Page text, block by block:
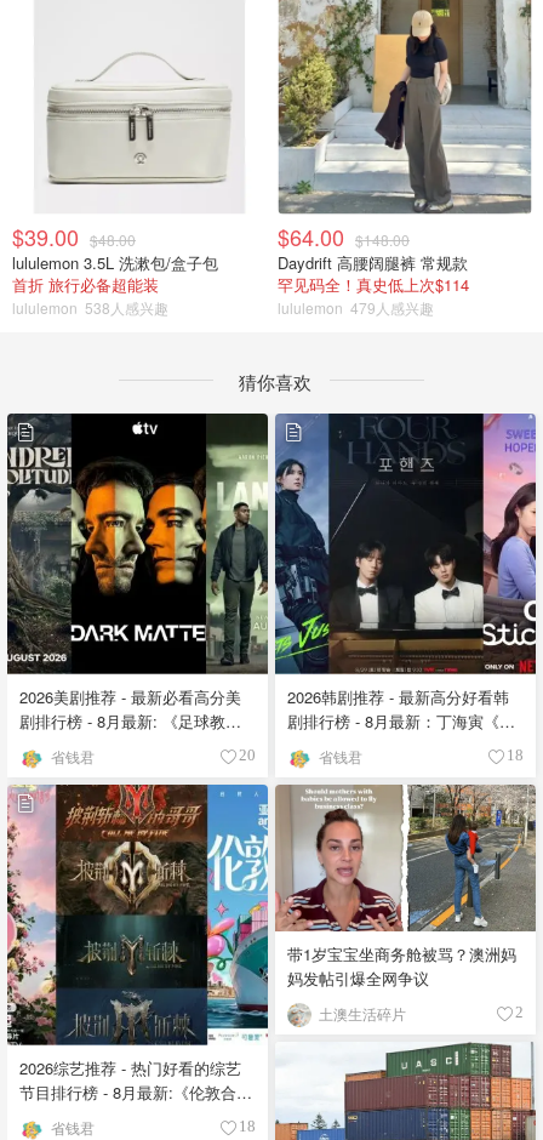
$39.00 $48.00
lululemon 3.5L 洗漱包/盒子包
首折 旅行必备超能装
lululemon 538人感兴趣
$64.00 $148.00
Daydrift 高腰阔腿裤 常规款
罕见码全！真史低上次$114
lululemon 479人感兴趣
猜你喜欢
2026美剧推荐 - 最新必看高分美
剧排行榜 - 8月最新: 《​​足球教练
》第四季回归！
省钱君 20
2026韩剧推荐 - 最新高分好看韩
剧排行榜 - 8月最新：丁海寅《我
的荒糖恋爱 》上线❣️
省钱君 18
2026综艺推荐 - 热门好看的综艺
节目排行榜 - 8月最新:《​​伦敦合伙
人》回归啦
省钱君 18
带1岁宝宝坐商务舱被骂？澳洲妈
妈发帖引爆全网争议
土澳生活碎片 2